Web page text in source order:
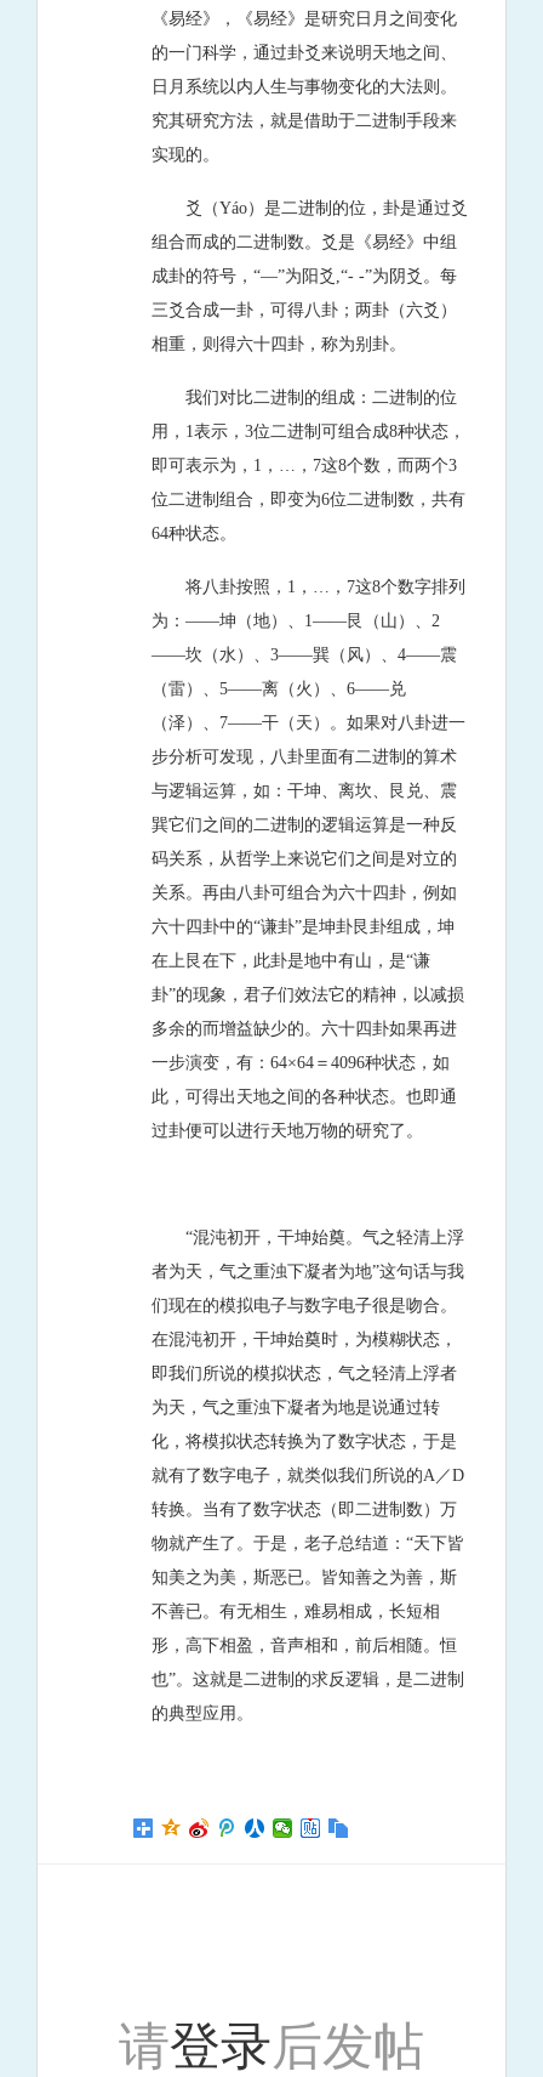
《易经》，《易经》是研究日月之间变化
的一门科学，通过卦爻来说明天地之间、
日月系统以内人生与事物变化的大法则。
究其研究方法，就是借助于二进制手段来
实现的。
爻（Yáo）是二进制的位，卦是通过爻
组合而成的二进制数。爻是《易经》中组
成卦的符号，“—”为阳爻,“- -”为阴爻。每
三爻合成一卦，可得八卦；两卦（六爻）
相重，则得六十四卦，称为别卦。
我们对比二进制的组成：二进制的位
用，1表示，3位二进制可组合成8种状态，
即可表示为，1，…，7这8个数，而两个3
位二进制组合，即变为6位二进制数，共有
64种状态。
将八卦按照，1，…，7这8个数字排列
为：——坤（地）、1——艮（山）、2
——坎（水）、3——巽（风）、4——震
（雷）、5——离（火）、6——兑
（泽）、7——干（天）。如果对八卦进一
步分析可发现，八卦里面有二进制的算术
与逻辑运算，如：干坤、离坎、艮兑、震
巽它们之间的二进制的逻辑运算是一种反
码关系，从哲学上来说它们之间是对立的
关系。再由八卦可组合为六十四卦，例如
六十四卦中的“谦卦”是坤卦艮卦组成，坤
在上艮在下，此卦是地中有山，是“谦
卦”的现象，君子们效法它的精神，以减损
多余的而增益缺少的。六十四卦如果再进
一步演变，有：64×64＝4096种状态，如
此，可得出天地之间的各种状态。也即通
过卦便可以进行天地万物的研究了。
“混沌初开，干坤始奠。气之轻清上浮
者为天，气之重浊下凝者为地”这句话与我
们现在的模拟电子与数字电子很是吻合。
在混沌初开，干坤始奠时，为模糊状态，
即我们所说的模拟状态，气之轻清上浮者
为天，气之重浊下凝者为地是说通过转
化，将模拟状态转换为了数字状态，于是
就有了数字电子，就类似我们所说的A／D
转换。当有了数字状态（即二进制数）万
物就产生了。于是，老子总结道：“天下皆
知美之为美，斯恶已。皆知善之为善，斯
不善已。有无相生，难易相成，长短相
形，高下相盈，音声相和，前后相随。恒
也”。这就是二进制的求反逻辑，是二进制
的典型应用。
请登录后发帖